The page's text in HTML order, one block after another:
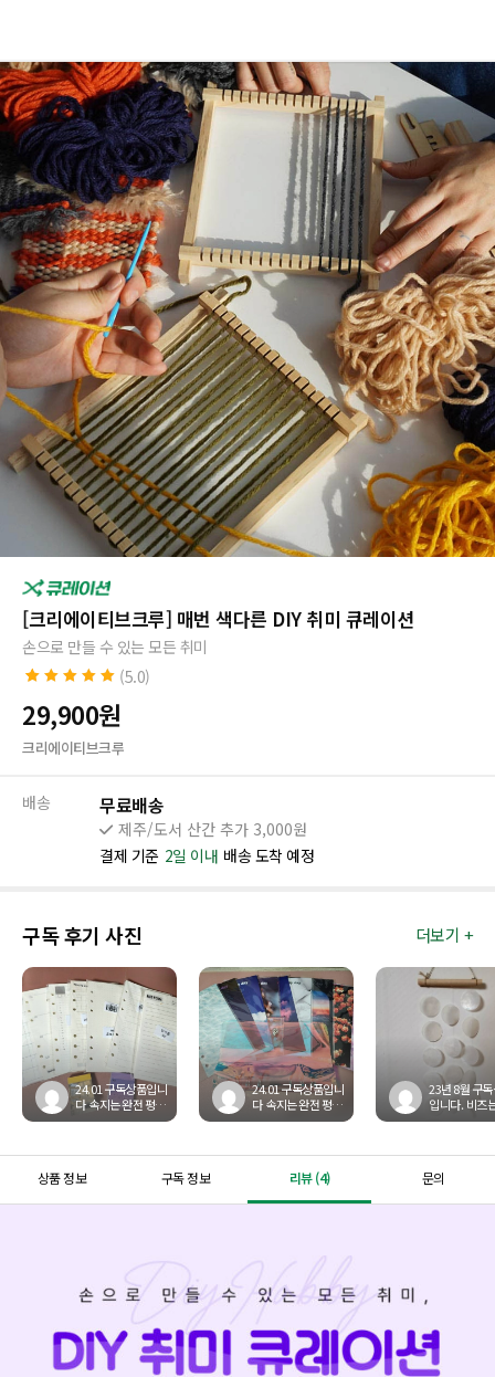
[크리에이티브크루] 매번 색다른 DIY 취미 큐레이션
손으로 만들 수 있는 모든 취미
5.0
평가를 기준으
로 5점 만점에
점으로 평가됨
(5.0)
29,900원
크리에이티브크루
배송 무료배송
제주/도서 산간 추가 3,000원
결제 기준 2일 이내 배송 도착 예정
구독 후기 사진 더보기 +
24.01 구독상품입니
다 속지는 완전 평범
하긴한데 구성이 넘
24.01 구독상품입니
다 속지는 완전 평범
하긴한데 구성이 넘
23년 8월 구
입니다. 비즈
해서 쉬웠고
상품 정보 구독 정보 리뷰 (4) 문의